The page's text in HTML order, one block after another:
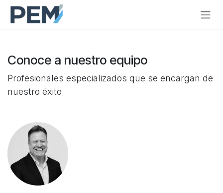
Ir al contenido
Conoce a nuestro equipo
Profesionales especializados que se encargan de
nuestro éxito